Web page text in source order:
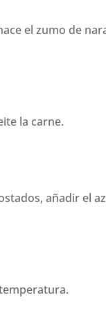
el zumo de
la carne.
añadir el